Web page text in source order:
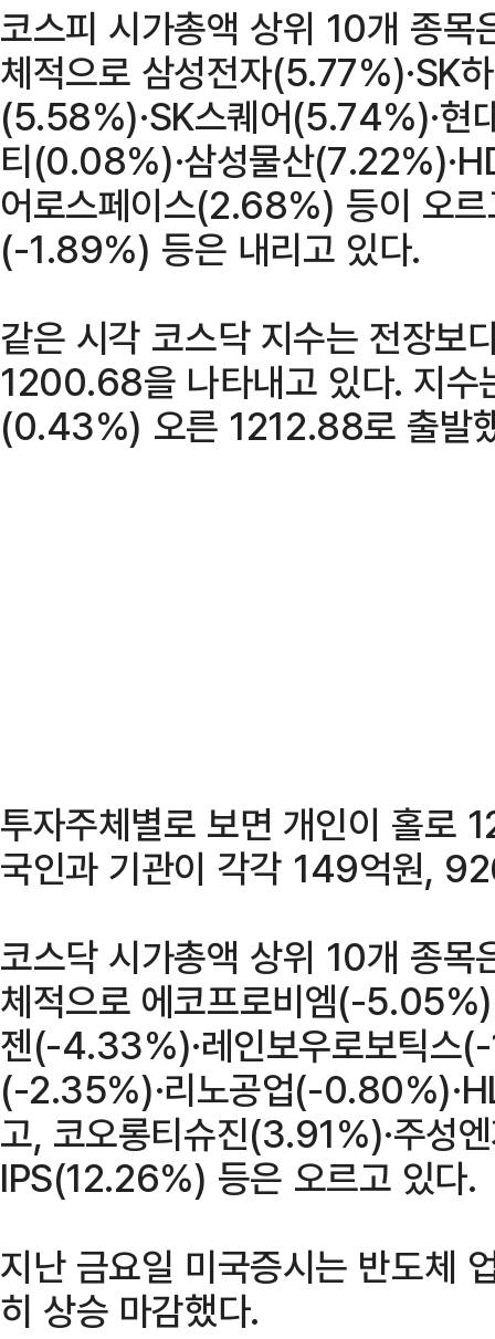
코스피 시가총액 상위 10개 종목
체적으로 삼성전자(5.77%)·SK
(5.58%)·SK스퀘어(5.74%)·현
티(0.08%)·삼성물산
어로스페이스(2.68%) 등이 오
(-1.89%) 등은 내리고 있다.
같은 시각 코스닥 지수는 전장
1200.68을 나타내고 있다. 지수
(0.43%) 오른 1212.88로 출발
투자주체별로 보면 개인이 홀로
국인과 기관이 각각 149억원,
코스닥 시가총액 상위 10개 종목
체적으로 에코프로비엠(-
젠(-4.33%)·레인보우로보틱스
(-2.35%)·리노공업(-
고, 코오롱티슈진(3.91%)·주성
IPS(12.26%) 등은 오르고 있다.
지난 금요일 미국증시는 반도체
히 상승 마감했다.